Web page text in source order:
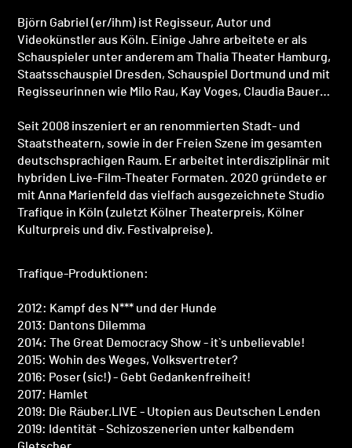
Björn Gabriel (er/ihm) ist Regisseur, Autor und
Videokünstler aus Köln. Einige Jahre arbeitete er als
Schauspieler unter anderem am Thalia Theater Hamburg,
Staatsschauspiel Dresden, Schauspiel Dortmund und mit
Regisseurinnen wie Milo Rau, Kay Voges, Claudia Bauer…
Seit 2008 inszeniert er an renommierten Stadt- und
Staatstheatern, sowie in der Freien Szene im gesamten
deutschsprachigen Raum. Er arbeitet interdisziplinär mit
hybriden Live-Film-Theater Formaten.2020 gründete er
mit Anna Marienfeld das vielfach ausgezeichnete Studio
Trafique in Köln (zuletzt Kölner Theaterpreis, Kölner
Kulturpreis und div. Festivalpreise).
Trafique-Produktionen:
2012: Kampf des N*** und der Hunde
2013: Dantons Dilemma
2014: The Great Democracy Show - it`s unbelievable!
2015: Wohin des Weges, Volksvertreter?
2016: Poser (sic!) - Gebt Gedankenfreiheit!
2017: Hamlet
2019: Die Räuber.LIVE - Utopien aus Deutschen Lenden
2019: Identität - Schizoszenerien unter kalbendem